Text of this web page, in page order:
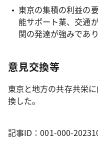
東京の集積の利益の
能サポート業、交通
関の発達が強みであ
意見交換等
東京と地方の共存共栄
換した。
記事ID：001-000-